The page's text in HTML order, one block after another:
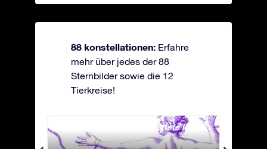
88 konstellationen: Erfahre
mehr über jedes der 88
Sternbilder sowie die 12
Tierkreise!
Andromeda - Die angekettete Magd